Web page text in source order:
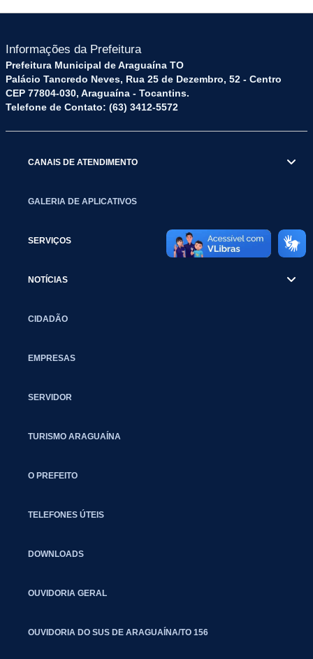
Informações da Prefeitura
Prefeitura Municipal de Araguaína TO
Palácio Tancredo Neves, Rua 25 de Dezembro, 52 - Centro
CEP 77804-030, Araguaína - Tocantins.
Telefone de Contato: (63) 3412-5572
CANAIS DE ATENDIMENTO
GALERIA DE APLICATIVOS
SERVIÇOS
NOTÍCIAS
CIDADÃO
EMPRESAS
SERVIDOR
TURISMO ARAGUAÍNA
O PREFEITO
TELEFONES ÚTEIS
DOWNLOADS
OUVIDORIA GERAL
OUVIDORIA DO SUS DE ARAGUAÍNA/TO 156